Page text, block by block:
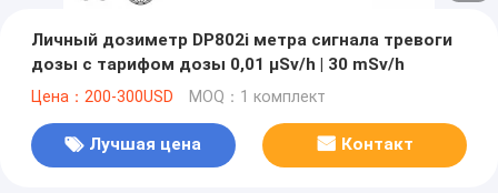
Личный дозиметр DP802i метра сигнала тревоги
дозы с тарифом дозы 0,01 µSv/h | 30 mSv/h
Цена：200-300USD MOQ：1 комплект
Лучшая цена Контакт